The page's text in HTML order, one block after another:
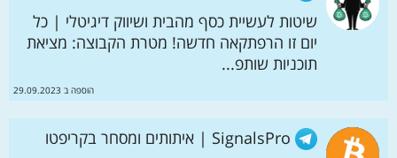
שיטות לעשיית כסף מהבית ושיווק דיגיטלי | כל
יום זו הרפתקאה חדשה! מטרת הקבוצה: מציאת
תוכניות שותפ...
הוספה ב 29.09.2023
SignalsPro | איתותים ומסחר בקריפטו